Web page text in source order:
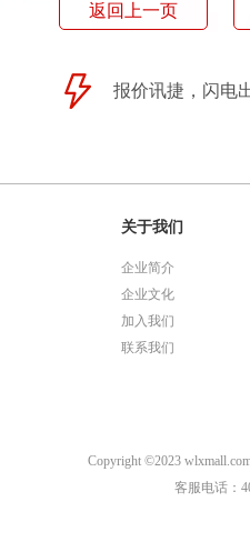
返回上一页
报价讯捷，闪电
关于我们
企业简介
企业文化
加入我们
联系我们
Copyright ©2023
客服电话：